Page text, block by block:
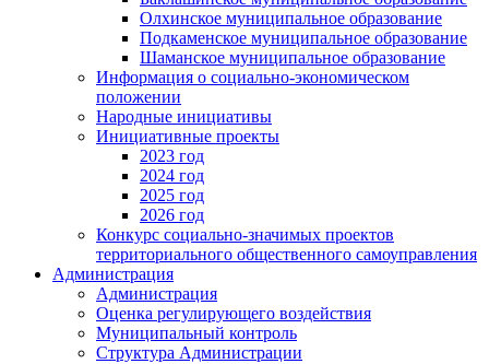
Олхинское муниципальное образование
Подкаменское муниципальное образование
Шаманское муниципальное образование
Информация о социально-экономическом
положении
Народные инициативы
Инициативные проекты
2023 год
2024 год
2025 год
2026 год
Конкурс социально-значимых проектов
территориального общественного самоуправления
Администрация
Администрация
Оценка регулирующего воздействия
Муниципальный контроль
Структура Администрации